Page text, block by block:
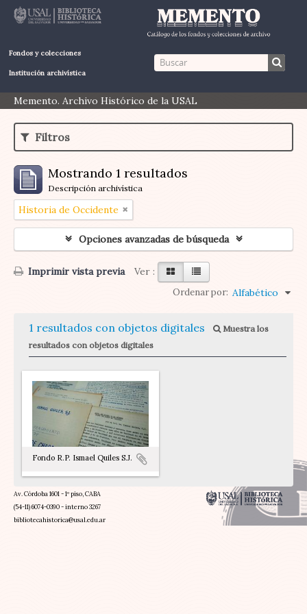
Fondos y colecciones
Institución archivística
Memento. Archivo Histórico de la USAL
Filtros
Mostrando 1 resultados
Descripción archivística
Historia de Occidente
Opciones avanzadas de búsqueda
Imprimir vista previa Ver :
Ordenar por: Alfabético
1 resultados con objetos digitales
Muestra los
resultados con objetos digitales
Fondo R.P. Ismael Quiles S.J.
Av. Córdoba 1601 - 1º piso, CABA
(54-11) 6074-0390 - interno 3267
bibliotecahistorica@usal.edu.ar